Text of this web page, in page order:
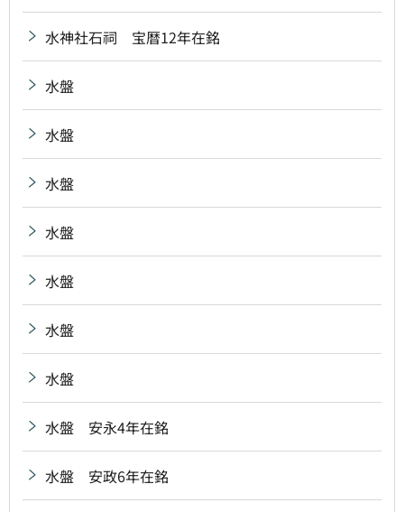
水神社石祠 宝暦12年在銘
水盤
水盤
水盤
水盤
水盤
水盤
水盤
水盤 安永4年在銘
水盤 安政6年在銘